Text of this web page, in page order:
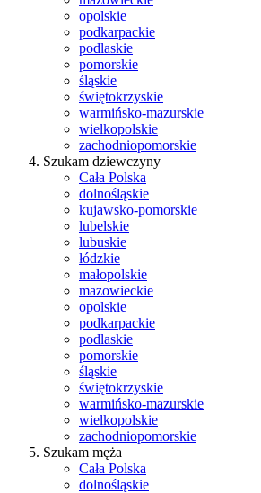
opolskie
podkarpackie
podlaskie
pomorskie
śląskie
świętokrzyskie
warmińsko-mazurskie
wielkopolskie
zachodniopomorskie
Szukam dziewczyny
Cała Polska
dolnośląskie
kujawsko-pomorskie
lubelskie
lubuskie
łódzkie
małopolskie
mazowieckie
opolskie
podkarpackie
podlaskie
pomorskie
śląskie
świętokrzyskie
warmińsko-mazurskie
wielkopolskie
zachodniopomorskie
Szukam męża
Cała Polska
dolnośląskie